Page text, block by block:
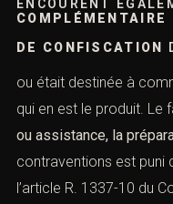
ENCOURENT
COMPLÉMENTAIRE
DE CONFISCATION
ou était destinée à
qui en est le produit. Le
ou assistance, la
contraventions est puni
l’article R. 1337-10 du